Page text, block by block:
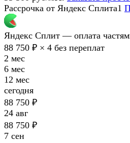
Рассрочка от Яндекс Сплита1
Яндекс Сплит — оплата
88 750 ₽ × 4 без переплат
2 мес
6 мес
12 мес
сегодня
88 750 ₽
24 авг
88 750 ₽
7 сен